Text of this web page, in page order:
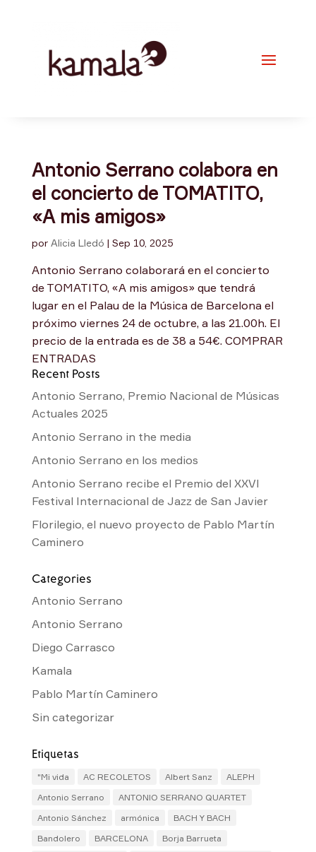
Antonio Serrano colabora en
el concierto de TOMATITO,
«A mis amigos»
por Alicia Lledó | Sep 10, 2025
Antonio Serrano colaborará en el concierto
de TOMATITO, «A mis amigos» que tendrá
lugar en el Palau de la Música de Barcelona el
próximo viernes 24 de octubre, a las 21.00h. El
precio de la entrada es de 38 a 54€. COMPRAR
ENTRADAS
Recent Posts
Antonio Serrano, Premio Nacional de Músicas
Actuales 2025
Antonio Serrano in the media
Antonio Serrano en los medios
Antonio Serrano recibe el Premio del XXVI
Festival Internacional de Jazz de San Javier
Florilegio, el nuevo proyecto de Pablo Martín
Caminero
Categories
Antonio Serrano
Antonio Serrano
Diego Carrasco
Kamala
Pablo Martín Caminero
Sin categorizar
Etiquetas
"Mi vida AC RECOLETOS Albert Sanz
ALEPH
Antonio Serrano
ANTONIO SERRANO QUARTET
Antonio Sánchez
armónica
BACH Y BACH
Bandolero
BARCELONA
Borja Barrueta